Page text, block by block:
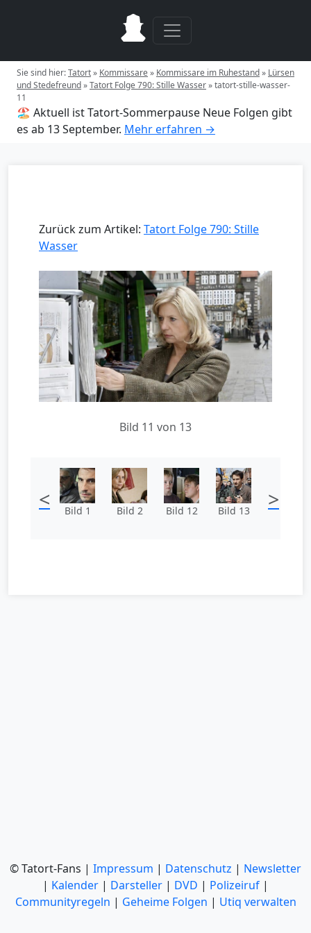
Sie sind hier:Tatort» Kommissare» Kommissare im Ruhestand» Lürsen
und Stedefreund»Tatort Folge 790: Stille Wasser»tatort-stille-wasser-
11
🏖️ Aktuell ist Tatort-Sommerpause Neue Folgen gibt
es ab 13 September. Mehr erfahren →
Zurück zum Artikel: Tatort Folge 790: Stille
Wasser
Bild 11 von 13
< Bild 1 Bild 2 Bild 12 Bild 13 >
© Tatort-Fans | Impressum | Datenschutz | Newsletter
| Kalender | Darsteller | DVD | Polizeiruf |
Communityregeln | Geheime Folgen | Utiq verwalten